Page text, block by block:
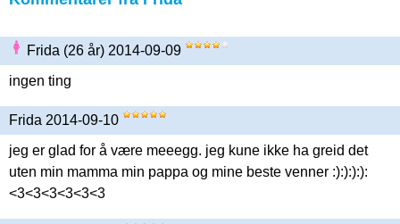
Frida (26 år) 2014-09-09
ingen ting
Frida 2014-09-10
jeg er glad for å være meeegg. jeg kune ikke ha greid det
uten min mamma min pappa og mine beste venner :):):):):
<3<3<3<3<3<3